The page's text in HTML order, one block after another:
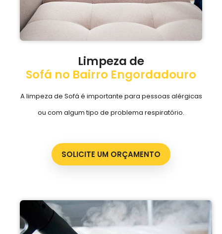
Limpeza de
Sofá no Bairro Engordadouro
A limpeza de Sofá é importante para pessoas alérgicas
ou com algum tipo de problema respiratório.
SOLICITE UM ORÇAMENTO